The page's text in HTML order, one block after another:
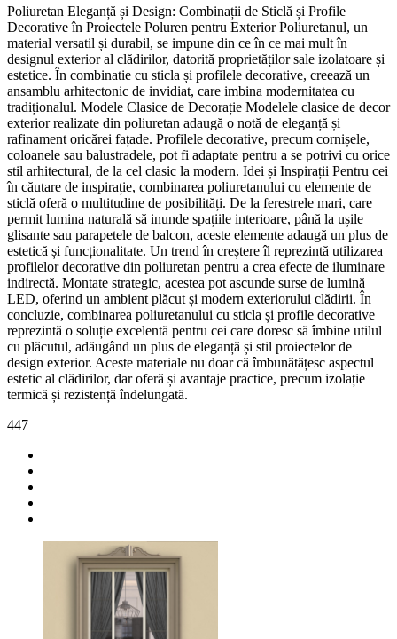
Poliuretan Eleganță și Design: Combinații de Sticlă și Profile
Decorative în Proiectele Poluren pentru Exterior Poliuretanul, un
material versatil și durabil, se impune din ce în ce mai mult în
designul exterior al clădirilor, datorită proprietăților sale izolatoare și
estetice. În combinatie cu sticla și profilele decorative, creează un
ansamblu arhitectonic de invidiat, care imbina modernitatea cu
tradiționalul. Modele Clasice de Decorație Modelele clasice de decor
exterior realizate din poliuretan adaugă o notă de eleganță și
rafinament oricărei fațade. Profilele decorative, precum cornișele,
coloanele sau balustradele, pot fi adaptate pentru a se potrivi cu orice
stil arhitectural, de la cel clasic la modern. Idei și Inspirații Pentru cei
în căutare de inspirație, combinarea poliuretanului cu elemente de
sticlă oferă o multitudine de posibilități. De la ferestrele mari, care
permit lumina naturală să inunde spațiile interioare, până la ușile
glisante sau parapetele de balcon, aceste elemente adaugă un plus de
estetică și funcționalitate. Un trend în creștere îl reprezintă utilizarea
profilelor decorative din poliuretan pentru a crea efecte de iluminare
indirectă. Montate strategic, acestea pot ascunde surse de lumină
LED, oferind un ambient plăcut și modern exteriorului clădirii. În
concluzie, combinarea poliuretanului cu sticla și profile decorative
reprezintă o soluție excelentă pentru cei care doresc să îmbine utilul
cu plăcutul, adăugând un plus de eleganță și stil proiectelor de
design exterior. Aceste materiale nu doar că îmbunătățesc aspectul
estetic al clădirilor, dar oferă și avantaje practice, precum izolație
termică și rezistență îndelungată.
447